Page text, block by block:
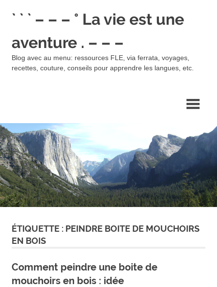
` ` ` – – – ° La vie est une
aventure . – – –
Blog avec au menu: ressources FLE, via ferrata, voyages,
recettes, couture, conseils pour apprendre les langues, etc.
ÉTIQUETTE : PEINDRE BOITE DE MOUCHOIRS
EN BOIS
Comment peindre une boite de
mouchoirs en bois : idée